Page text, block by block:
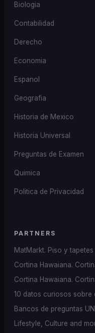
Biologia
Contabilidad
Derecho
Economia
Espanol
Geografia
Historia de Mexico
Historia Universal
Preguntas de Examen
Quimica
Politica de Privacidad
PARTNERS
MatMarkt. Piso y
Cortina Hawaiana.
Cortina Hawaiana.
10 datos curiosos sobre
Bancos de preguntas
Lifestyle, Culture and